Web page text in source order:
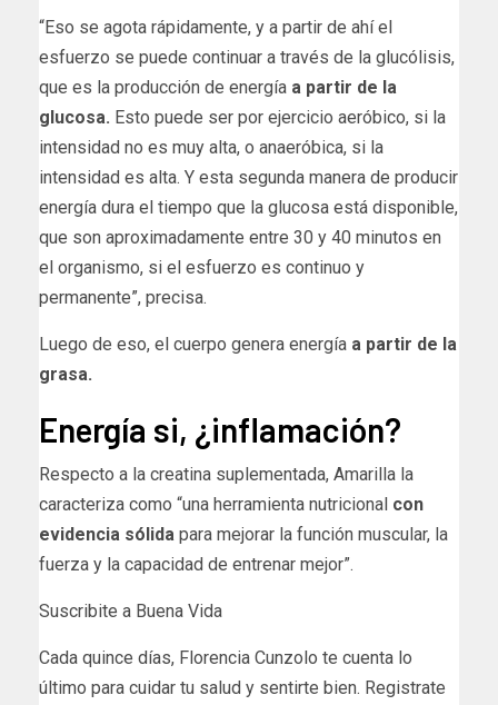
“Eso se agota rápidamente, y a partir de ahí el
esfuerzo se puede continuar a través de la glucólisis,
que es la producción de energía a partir de la
glucosa. Esto puede ser por ejercicio aeróbico, si la
intensidad no es muy alta, o anaeróbica, si la
intensidad es alta. Y esta segunda manera de producir
energía dura el tiempo que la glucosa está disponible,
que son aproximadamente entre 30 y 40 minutos en
el organismo, si el esfuerzo es continuo y
permanente”, precisa.
Luego de eso, el cuerpo genera energía a partir de la
grasa.
Energía si, ¿inflamación?
Respecto a la creatina suplementada, Amarilla la
caracteriza como “una herramienta nutricional con
evidencia sólida para mejorar la función muscular, la
fuerza y la capacidad de entrenar mejor”.
Suscribite a Buena Vida
Cada quince días, Florencia Cunzolo te cuenta lo
último para cuidar tu salud y sentirte bien. Registrate